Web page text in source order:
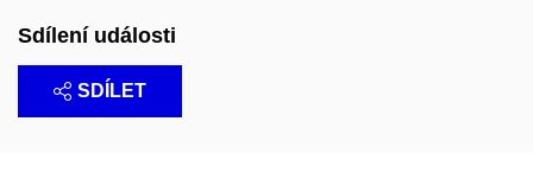
Sdílení události
SDÍLET